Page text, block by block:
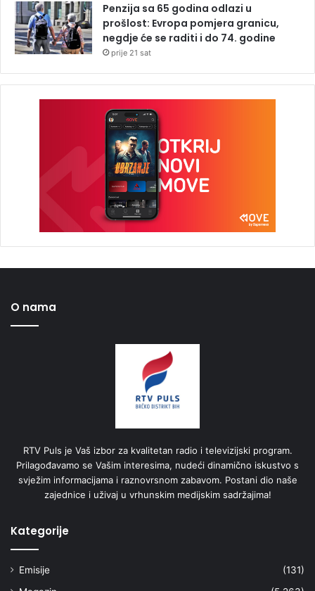
Penzija sa 65 godina odlazi u
prošlost: Evropa pomjera granicu,
negdje će se raditi i do 74. godine
prije 21 sat
O nama
RTV Puls je Vaš izbor za kvalitetan radio i televizijski program.
Prilagođavamo se Vašim interesima, nudeći dinamično iskustvo s
svježim informacijama i raznovrsnom zabavom. Postani dio naše
zajednice i uživaj u vrhunskim medijskim sadržajima!
Kategorije
Emisije
(131)